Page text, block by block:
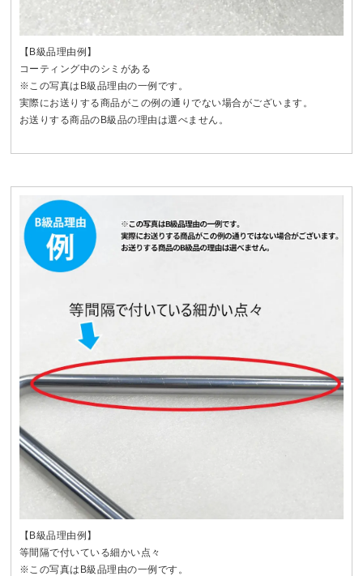
【B級品理由例】
コーティング中のシミがある
※この写真はB級品理由の一例です。
実際にお送りする商品がこの例の通りでない場合がございます。
お送りする商品のB級品の理由は選べません。
【B級品理由例】
等間隔で付いている細かい点々
※この写真はB級品理由の一例です。